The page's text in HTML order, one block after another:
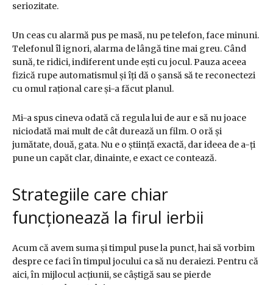
seriozitate.
Un ceas cu alarmă pus pe masă, nu pe telefon, face minuni.
Telefonul îl ignori, alarma de lângă tine mai greu. Când
sună, te ridici, indiferent unde ești cu jocul. Pauza aceea
fizică rupe automatismul și îți dă o șansă să te reconectezi
cu omul rațional care și-a făcut planul.
Mi-a spus cineva odată că regula lui de aur e să nu joace
niciodată mai mult de cât durează un film. O oră și
jumătate, două, gata. Nu e o știință exactă, dar ideea de a-ți
pune un capăt clar, dinainte, e exact ce contează.
Strategiile care chiar
funcționează la firul ierbii
Acum că avem suma și timpul puse la punct, hai să vorbim
despre ce faci în timpul jocului ca să nu deraiezi. Pentru că
aici, în mijlocul acțiunii, se câștigă sau se pierde